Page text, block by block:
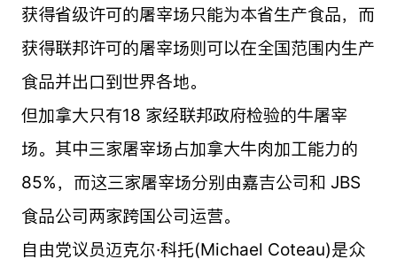
获得省级许可的屠宰场只能为本省生产食品，而
获得联邦许可的屠宰场则可以在全国范围内生产
食品并出口到世界各地。
但加拿大只有18 家经联邦政府检验的牛屠宰
场。其中三家屠宰场占加拿大牛肉加工能力的
85%，而这三家屠宰场分别由嘉吉公司和 JBS
食品公司两家跨国公司运营。
自由党议员迈克尔·科托(Michael Coteau)是众